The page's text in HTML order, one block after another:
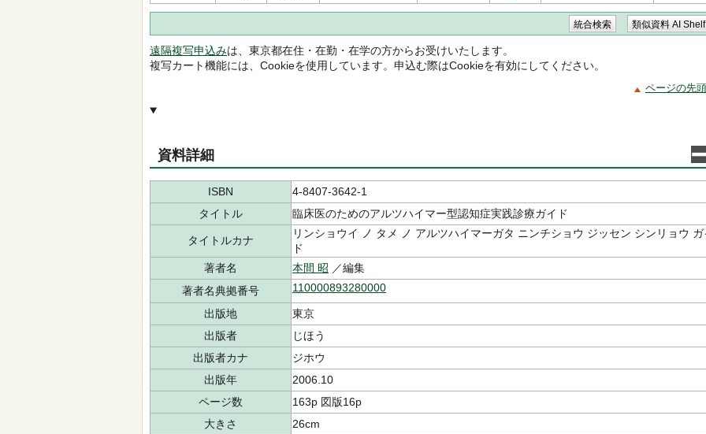
遠隔複写申込みは、東京都在住・在勤・在学の方からお受けいたします。
複写カート機能には、Cookieを使用しています。申込む際はCookieを有効にしてください。
ページの先
資料詳細
ISBN
4-8407-3642-1
タイトル
臨床医のためのアルツハイマー型認知症実践診療ガイド
タイトルカナ
リンショウイ ノ タメ ノ アルツハイマーガタ ニンチショウ ジッセン シンリョウ ガ
ド
著者名
本間 昭 ／編集
著者名典拠番号
110000893280000
出版地
東京
出版者
じほう
出版者カナ
ジホウ
出版年
2006.10
ページ数
163p 図版16p
大きさ
26cm